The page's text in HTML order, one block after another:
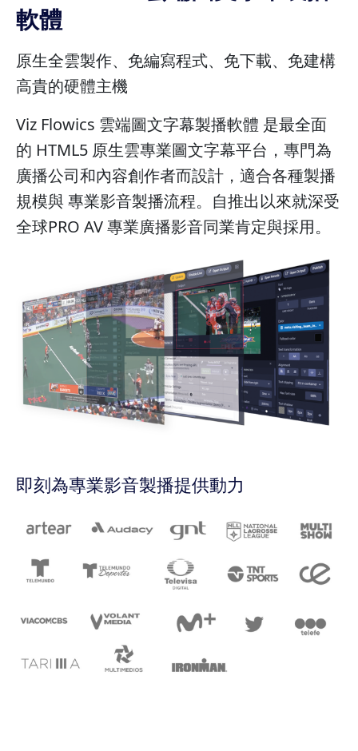
軟體
原生全雲製作、免編寫程式、免下載、免建構
高貴的硬體主機
Viz Flowics 雲端圖文字幕製播軟體 是最全面
的 HTML5 原生雲專業圖文字幕平台，專門為
廣播公司和內容創作者而設計，適合各種製播
規模與 專業影音製播流程。自推出以來就深受
全球PRO AV 專業廣播影音同業肯定與採用。
即刻為專業影音製播提供動力